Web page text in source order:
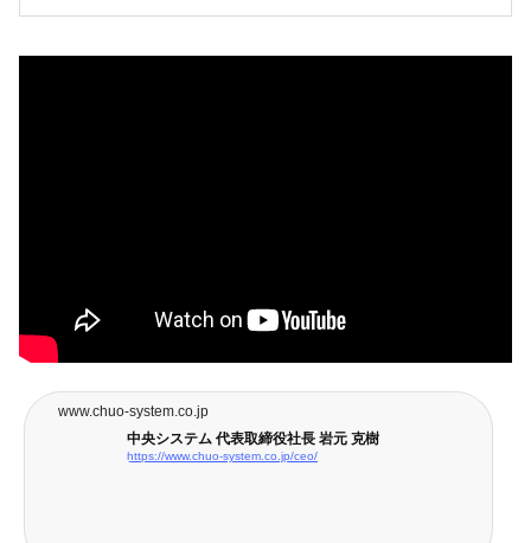
www.chuo-system.co.jp
中央システム 代表取締役社長 岩元 克樹
https://www.chuo-system.co.jp/ceo/